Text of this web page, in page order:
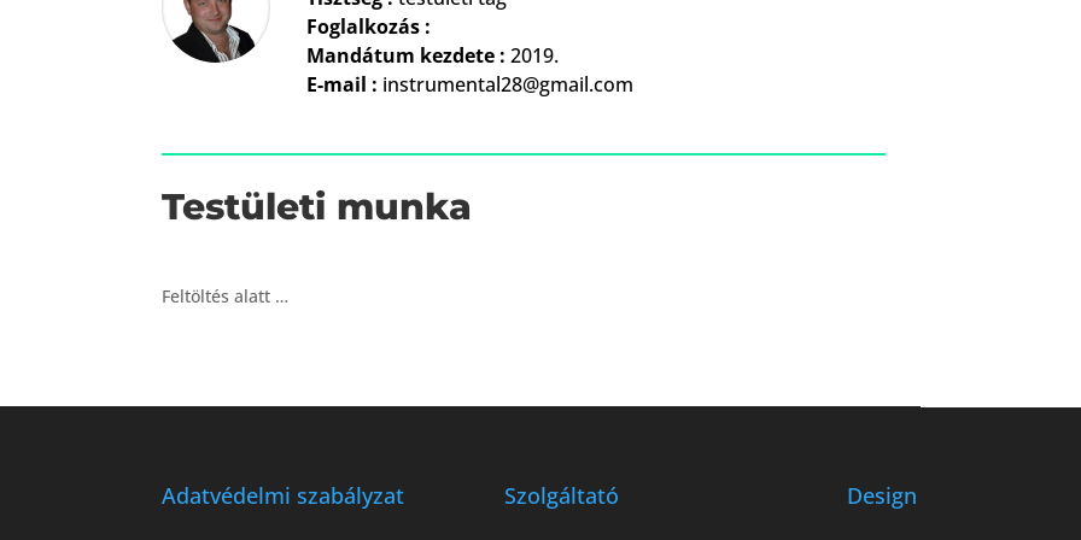
Foglalkozás :
Mandátum kezdete :2019.
E-mail : instrumental28@gmail.com
Testületi munka
Feltöltés alatt …
Adatvédelmi szabályzat Szolgáltató Design